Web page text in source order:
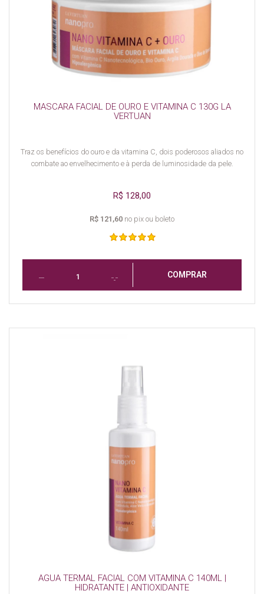
MASCARA FACIAL DE OURO E VITAMINA C 130G LA
VERTUAN
Traz os benefícios do ouro e da vitamina C, dois poderosos aliados no
combate ao envelhecimento e à perda de luminosidade da pele.
R$ 128,00
R$ 121,60 no pix ou boleto
COMPRAR
AGUA TERMAL FACIAL COM VITAMINA C 140ML |
HIDRATANTE | ANTIOXIDANTE